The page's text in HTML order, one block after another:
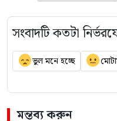
সংবাদটি কতটা
ভুল মনে হচ্ছে
মন্তব্য করুন